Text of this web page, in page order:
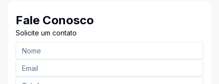
Fale Conosco
Solicite um contato